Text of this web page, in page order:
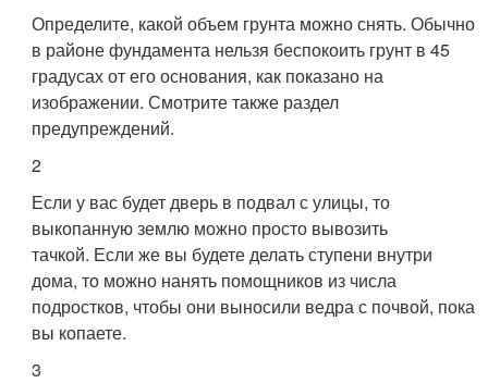
Определите, какой объем грунта можно снять. Обычно
в районе фундамента нельзя беспокоить грунт в 45
градусах от его основания, как показано на
изображении. Смотрите также раздел
предупреждений.
2
Если у вас будет дверь в подвал с улицы, то
выкопанную землю можно просто вывозить
тачкой. Если же вы будете делать ступени внутри
дома, то можно нанять помощников из числа
подростков, чтобы они выносили ведра с почвой, пока
вы копаете.
3